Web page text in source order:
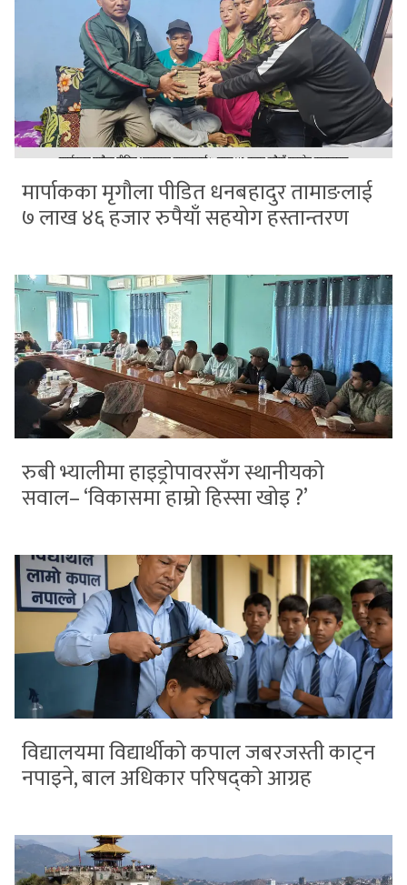
मार्पाकका मृगौला पीडित धनबहादुर तामाङलाई
७ लाख ४६ हजार रुपैयाँ सहयोग हस्तान्तरण
रुबी भ्यालीमा हाइड्रोपावरसँग स्थानीयको
सवाल– ‘विकासमा हाम्रो हिस्सा खोइ ?’
विद्यालयमा विद्यार्थीको कपाल जबरजस्ती काट्न
नपाइने, बाल अधिकार परिषद्को आग्रह